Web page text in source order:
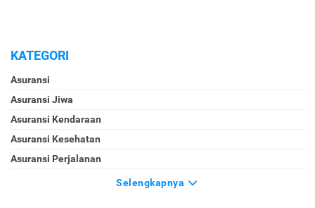
KATEGORI
Asuransi
Asuransi Jiwa
Asuransi Kendaraan
Asuransi Kesehatan
Asuransi Perjalanan
Selengkapnya